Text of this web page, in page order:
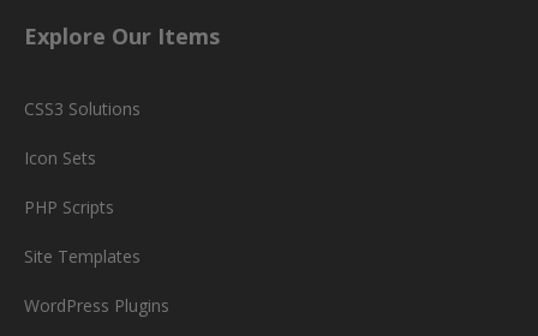
Explore Our Items
CSS3 Solutions
Icon Sets
PHP Scripts
Site Templates
WordPress Plugins